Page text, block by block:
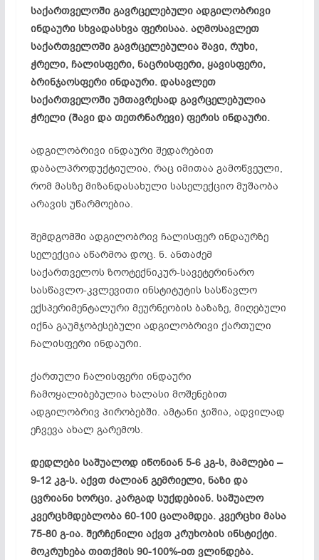
საქართველოში გავრცელებული ადგილობრივი
ინდაური სხვადასხვა ფერისაა. აღმოსავლეთ
საქართველოში გავრცელებულია შავი, რუხი,
ჭრელი, ჩალისფერი, ნაცრისფერი, ყავისფერი,
ბრინჯაოსფერი ინდაური. დასავლეთ
საქართველოში უმთავრესად გავრცელებულია
ჭრელი (შავი და თეთრნარევი) ფერის ინდაური.
ადგილობრივი ინდაური შედარებით
დაბალპროდუქტიულია, რაც იმითაა გამოწვეული,
რომ მასზე მიზანდასახული სასელექციო მუშაობა
არავის უწარმოებია.
შემდგომში ადგილობრივ ჩალისფერ ინდაურზე
სელექცია აწარმოა დოც. ნ. ანთაძემ
საქართველოს ზოოტექნიკურ-სავეტერინარო
სასწავლო-კვლევითი ინსტიტუტის სასწავლო
ექსპერიმენტალური მეურნეობის ბაზაზე, მიღებული
იქნა გაუმჯობესებული ადგილობრივი ქართული
ჩალისფერი ინდაური.
ქართული ჩალისფერი ინდაური
ჩამოყალიბებულია ხალასი მოშენებით
ადგილობრივ პირობებში. ამტანი ჯიშია, ადვილად
ეჩვევა ახალ გარემოს.
დედლები საშუალოდ იწონიან 5-6 კგ-ს, მამლები –
9-12 კგ-ს. აქვთ ძალიან გემრიელი, ნაზი და
ცვრიანი ხორცი. კარგად სუქდებიან. საშუალო
კვერცხმდებლობა 60-100 ცალამდეა. კვერცხი მასა
75-80 გ-ია. შერჩენილი აქვთ კრუხობის ინსტიქტი.
მოკრუხება თითქმის 90-100%-ით ვლინდება.